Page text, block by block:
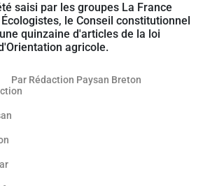
saisi par les groupes La France
le Conseil constitutionnel
quinzaine d'articles de la loi
agricole.
aux abonnés
Par Rédaction Paysan Breton